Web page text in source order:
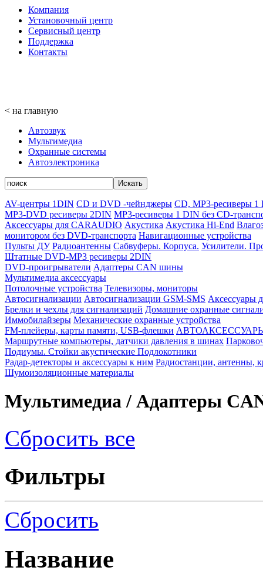
Компания
Установочный центр
Сервисный центр
Поддержка
Контакты
< на главную
Автозвук
Мультимедиa
Охранные системы
Автоэлектроника
Искать
AV-центры 1DIN CD и DVD -чейнджеры CD, MP3-ресиверы 1
MP3-DVD ресиверы 2DIN MP3-ресиверы 1 DIN без CD-
Аксессуары для CARAUDIO Акустика Акустика Hi-End
монитором без DVD-транспорта Навигационные устройства
Пульты ДУ Радиоантенны Сабвуферы. Корпуса. Усилители.
Штатные DVD-MP3 ресиверы 2DIN
DVD-проигрыватели Адаптеры CAN шины
Мультимедиа аксессуары
Потолочные устройства Телевизоры, мониторы
Автосигнализации Автосигнализации GSM-SMS Аксессуары
Брелки и чехлы для сигнализаций Домашние охранные
Иммобилайзеры Механические охранные устройства
FM-плейеры, карты памяти, USB-флешки
Маршрутные компьютеры, датчики давления в шинах
Подиумы. Стойки акустические Подлокотники
Радар-детекторы и аксессуары к ним Радиостанции, антенны,
Шумоизоляционные материалы
Мультимедиа / Адаптеры
Сбросить все
Фильтры
Сбросить
Название